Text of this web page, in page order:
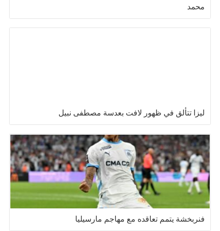
محمد
ليزا تتألق في ظهور لافت بعدسة مصطفى نبيل
فنربخشة يتمم تعاقده مع مهاجم مارسيليا